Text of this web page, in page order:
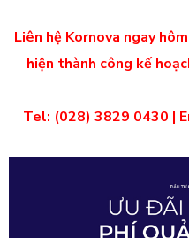
Liên hệ Kornova ngay
hiện thành công kế
Tel: (028) 3829 0430 |